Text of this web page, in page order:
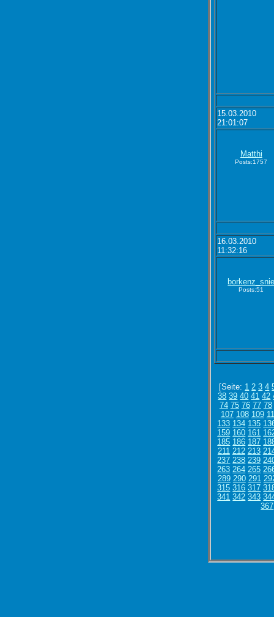
15.03.2010
21:01:07
Matthi
Posts:1757
16.03.2010
11:32:16
Posts:51
[Seite: 1 2 3 4
38 39 40 41 42
74 75 76 77 78
107 108 109
133 134 135
159 160 161
185 186 187
211 212 213
237 238 239
263 264 265
289 290 291
315 316 317
341 342 343
367